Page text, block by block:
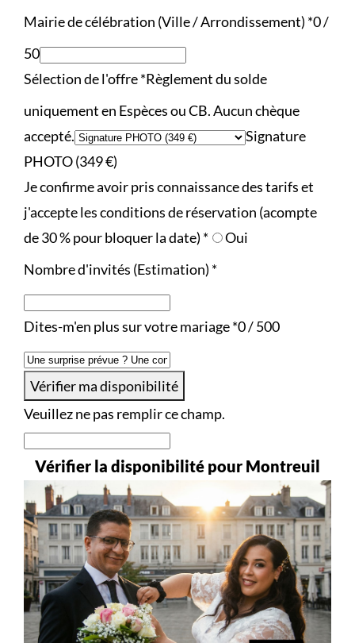
Mairie de célébration (Ville / Arrondissement) *0 /
50
Sélection de l'offre*Règlement du solde
uniquement en Espèces ou CB. Aucun chèque
accepté.
Signature
PHOTO (349 €)
Je confirme avoir pris connaissance des tarifs et
j'accepte les conditions de réservation (acompte
de 30 % pour bloquer la date) *
Oui
Nombre d'invités (Estimation) *
Dites-m'en plus sur votre mariage*0 / 500
Vérifier ma disponibilité
Veuillez ne pas remplir ce champ.
Vérifier la disponibilité pour Montreuil